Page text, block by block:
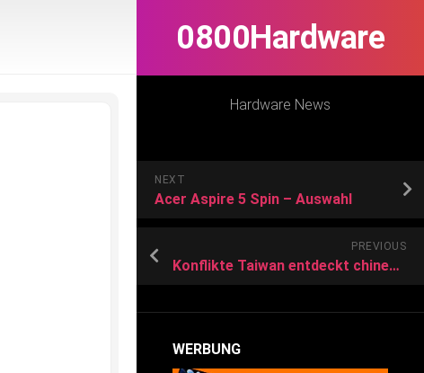
0800Hardware
Hardware News
NEXT
Acer Aspire 5 Spin – Auswahl
PREVIOUS
Konflikte Taiwan entdeckt chinesischen Ballon vor eigener Küste
WERBUNG